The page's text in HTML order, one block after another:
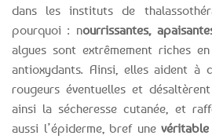
dans les instituts de
pourquoi : nourrissantes,
algues sont extrêmement riches
antioxydants. Ainsi, elles aident à
rougeurs éventuelles et
ainsi la sécheresse cutanée, et
aussi l’épiderme, bref une